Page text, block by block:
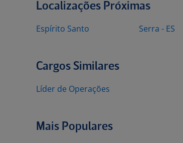
Localizações Próximas
Espírito Santo Serra - ES
Cargos Similares
Líder de Operações
Mais Populares